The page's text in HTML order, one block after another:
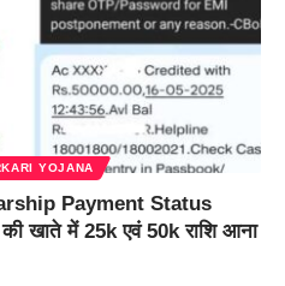
YOJANA
Payment Status
की खाते में 25k एवं 50k राशि आना